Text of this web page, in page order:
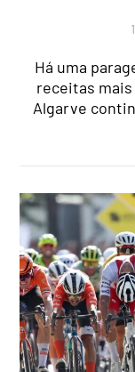
Há uma
receitas
Algarve